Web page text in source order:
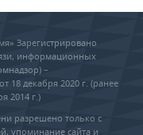
Зарегистрировано
информационных
–
18 декабря 2020 г. (ранее
2014 г.)
разрешено только с
упоминание сайта и